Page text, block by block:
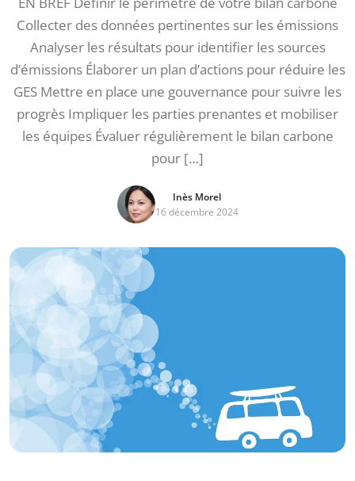
Collecter des données pertinentes sur les émissions
Analyser les résultats pour identifier les sources
d’émissions Élaborer un plan d’actions pour réduire les
GES Mettre en place une gouvernance pour suivre les
progrès Impliquer les parties prenantes et mobiliser
les équipes Évaluer régulièrement le bilan carbone
pour […]
Inès Morel
16 décembre 2024